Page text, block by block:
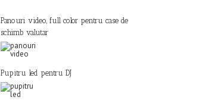
Panouri video, full color pentru case de
schimb valutar
Pupitru led pentru DJ